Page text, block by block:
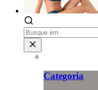
Categoria